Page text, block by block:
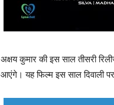
अक्षय कुमार की इस साल तीसरी
आएंगे। यह फिल्म इस साल दिवाली पर